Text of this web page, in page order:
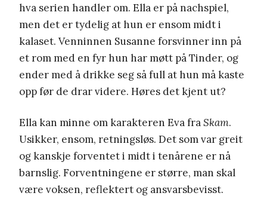
hva serien handler om. Ella er på nachspiel,
men det er tydelig at hun er ensom midt i
kalaset. Venninnen Susanne forsvinner inn på
et rom med en fyr hun har møtt på Tinder, og
ender med å drikke seg så full at hun må kaste
opp før de drar videre. Høres det kjent ut?
Ella kan minne om karakteren Eva fraSkam.
Usikker, ensom, retningsløs. Det som var greit
og kanskje forventet i midt i tenårene er nå
barnslig. Forventningene er større, man skal
være voksen, reflektert og ansvarsbevisst.